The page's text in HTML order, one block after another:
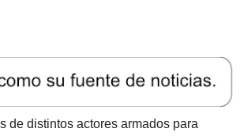
de distintos actores armados para